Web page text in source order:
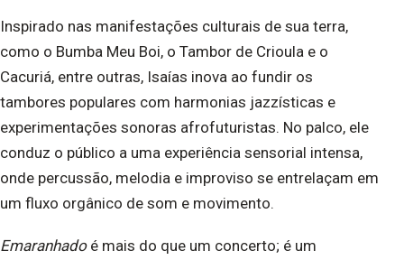
Inspirado nas manifestações culturais de sua terra,
como o Bumba Meu Boi, o Tambor de Crioula e o
Cacuriá, entre outras, Isaías inova ao fundir os
tambores populares com harmonias jazzísticas e
experimentações sonoras afrofuturistas. No palco, ele
conduz o público a uma experiência sensorial intensa,
onde percussão, melodia e improviso se entrelaçam em
um fluxo orgânico de som e movimento.
Emaranhadoé mais do que um concerto; é um